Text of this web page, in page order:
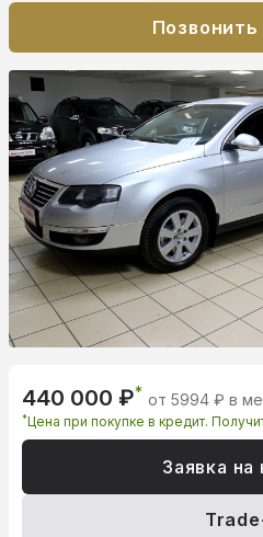
Позвонить
440 000 ₽* от 5994 ₽ в
*Цена при покупке в кредит.
Заявка на